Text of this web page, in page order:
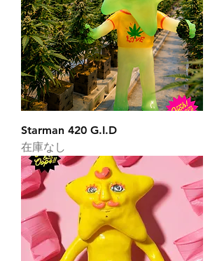
Starman 420 G.I.D
在庫なし